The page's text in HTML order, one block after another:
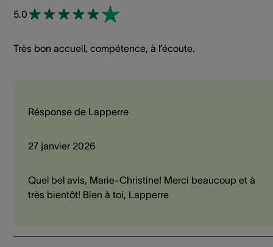
5.0
Très bon accueil, compétence, à l’écoute.
Résponse de Lapperre
27 janvier 2026
Quel bel avis, Marie-Christine! Merci beaucoup et à
très bientôt! Bien à toi, Lapperre